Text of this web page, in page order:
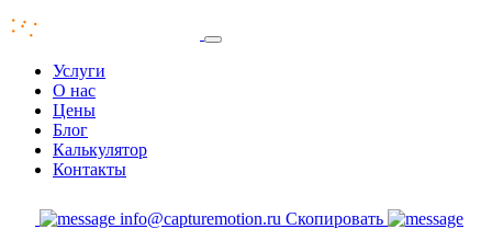
Услуги
О нас
Цены
Блог
Калькулятор
Контакты
info@capturemotion.ru Скопировать